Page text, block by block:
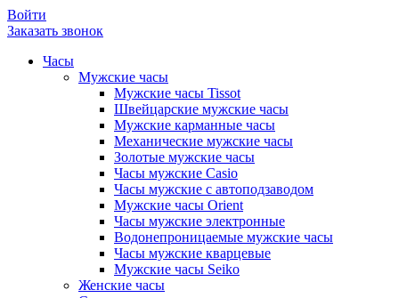
Войти
Заказать звонок
Часы
Мужские часы
Мужские часы Tissot
Швейцарские мужские часы
Мужские карманные часы
Механические мужские часы
Золотые мужские часы
Часы мужские Casio
Часы мужские с автоподзаводом
Мужские часы Orient
Часы мужские электронные
Водонепроницаемые мужские часы
Часы мужские кварцевые
Мужские часы Seiko
Женские часы